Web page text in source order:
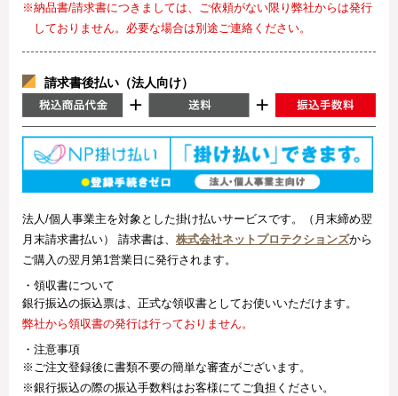
※納品書/請求書につきましては、ご依頼がない限り弊社からは発行
しておりません。必要な場合は別途ご連絡ください。
請求書後払い（法人向け）
法人/個人事業主を対象とした掛け払いサービスです。（月末締め翌
月末請求書払い） 請求書は、 株式会社ネットプロテクションズから
ご購入の翌月第1営業日に発行されます。
・領収書について
銀行振込の振込票は、正式な領収書としてお使いいただけます。
弊社から領収書の発行は行っておりません。
・注意事項
※ご注文登録後に書類不要の簡単な審査がございます。
※銀行振込の際の振込手数料はお客様にてご負担ください。